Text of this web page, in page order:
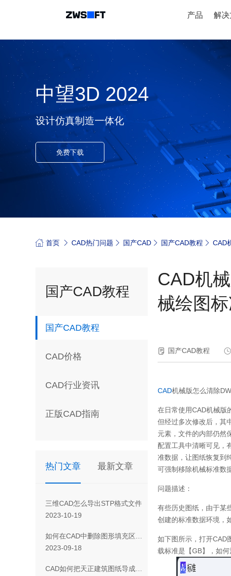
产品 解
中望3D 2024
设计仿真制造一体化
免费下载
首页 CAD热门问题 国产CAD 国产CAD教程 CAD
国产CAD教程
国产CAD教程
CAD价格
CAD行业资讯
正版CAD指南
热门文章 最新文章
三维CAD怎么导出STP格式文件
2023-10-19
如何在CAD中删除图形填充区域的一部分
2023-09-18
CAD如何把天正建筑图纸导成天正T3/T8/T9格式版本
CAD机
械绘图
国产CAD教程
CAD机械版怎么清除
在日常使用CAD机械版
但经过多次修改后，其
元素，文件的内部仍然
配置工具中清晰可见，
准数据，让图纸恢复到
可强制移除机械标准数
问题描述：
有些历史图纸，由于某
创建的标准数据环境，
如下图所示，打开CAD
载标准是【GB】，如